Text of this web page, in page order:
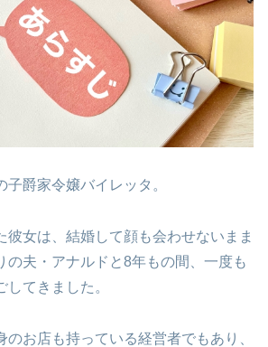
子爵家令嬢バイレッタ。
彼女は、結婚して顔も会わせないまま
の夫・アナルドと8年もの間、一度も
てきました。
のお店も持っている経営者でもあり、